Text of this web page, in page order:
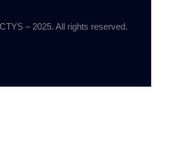
– 2025. All rights reserved.